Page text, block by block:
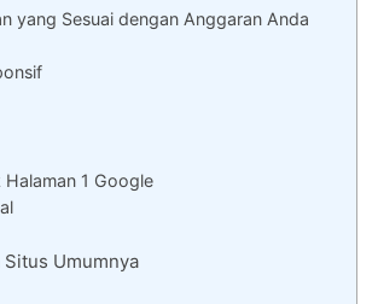
yang Sesuai dengan Anggaran Anda
1 Google
Situs Umumnya